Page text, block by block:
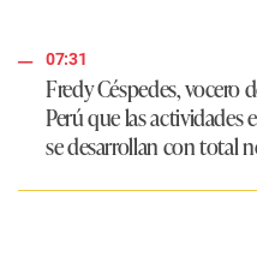
07:31
Fredy Céspedes,vocero
Perú que las
se desarrollan con total